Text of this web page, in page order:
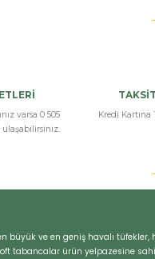
varsa 0 505
ulaşabilirsiniz.
Kredi Kartına
büyük ve en geniş havalı tüfekler,
tabancalar ürün yelpazesine